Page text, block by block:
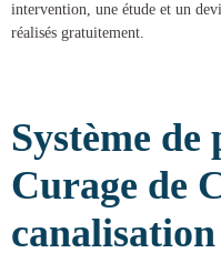
intervention, une étude et un
réalisés gratuitement.
Système
Curage de
canalisation